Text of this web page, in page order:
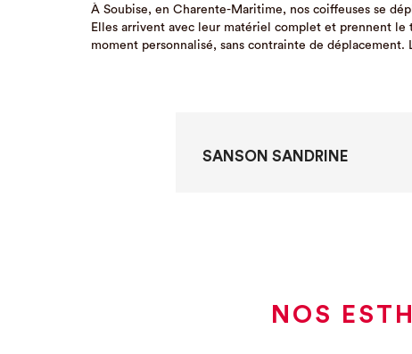
À Soubise, en Charente-Maritime, nos coiffeuses se
Elles arrivent avec leur matériel complet et prennent le
moment personnalisé, sans contrainte de déplacement.
SANSON SANDRINE
NOS